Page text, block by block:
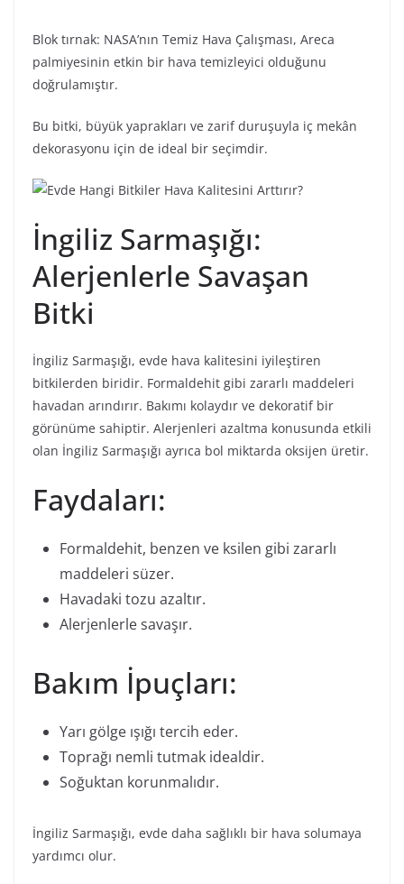
Blok tırnak: NASA’nın Temiz Hava Çalışması, Areca
palmiyesinin etkin bir hava temizleyici olduğunu
doğrulamıştır.
Bu bitki, büyük yaprakları ve zarif duruşuyla iç mekân
dekorasyonu için de ideal bir seçimdir.
İngiliz Sarmaşığı:
Alerjenlerle Savaşan
Bitki
İngiliz Sarmaşığı, evde hava kalitesini iyileştiren
bitkilerden biridir. Formaldehit gibi zararlı maddeleri
havadan arındırır. Bakımı kolaydır ve dekoratif bir
görünüme sahiptir. Alerjenleri azaltma konusunda etkili
olan İngiliz Sarmaşığı ayrıca bol miktarda oksijen üretir.
Faydaları:
Formaldehit, benzen ve ksilen gibi zararlı
maddeleri süzer.
Havadaki tozu azaltır.
Alerjenlerle savaşır.
Bakım İpuçları:
Yarı gölge ışığı tercih eder.
Toprağı nemli tutmak idealdir.
Soğuktan korunmalıdır.
İngiliz Sarmaşığı, evde daha sağlıklı bir hava solumaya
yardımcı olur.